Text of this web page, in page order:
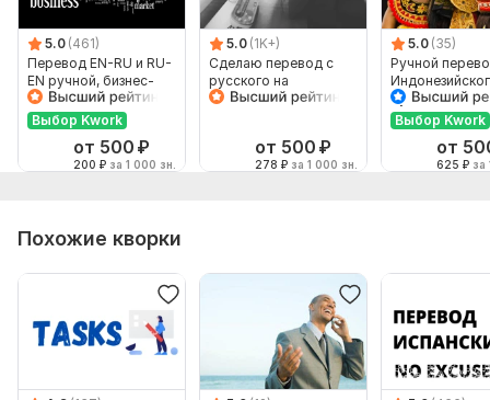
5.0 (461)
Перевод EN-RU и RU-
EN ручной, бизнес-
английский
Выбор Kwork
от 500 ₽
200 ₽ за 1 000 зн.
5.0 (1K+)
Сделаю перевод с
русского на
английский и
от 500 ₽
278 ₽ за 1 000 зн.
5.0 (35)
Ручной
Русский и
Выбор Kwork
от
625 ₽ за
Похожие кворки